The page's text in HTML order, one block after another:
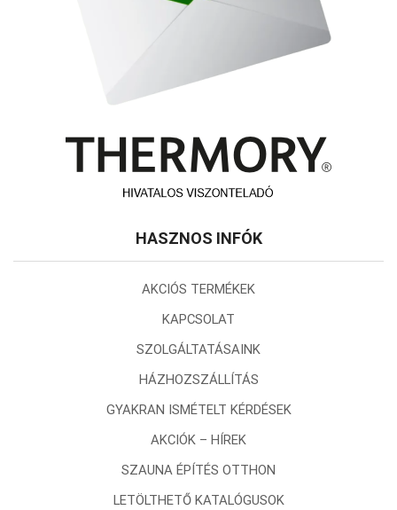
HASZNOS INFÓK
AKCIÓS TERMÉKEK
KAPCSOLAT
SZOLGÁLTATÁSAINK
HÁZHOZSZÁLLÍTÁS
GYAKRAN ISMÉTELT KÉRDÉSEK
AKCIÓK – HÍREK
SZAUNA ÉPÍTÉS OTTHON
LETÖLTHETŐ KATALÓGUSOK